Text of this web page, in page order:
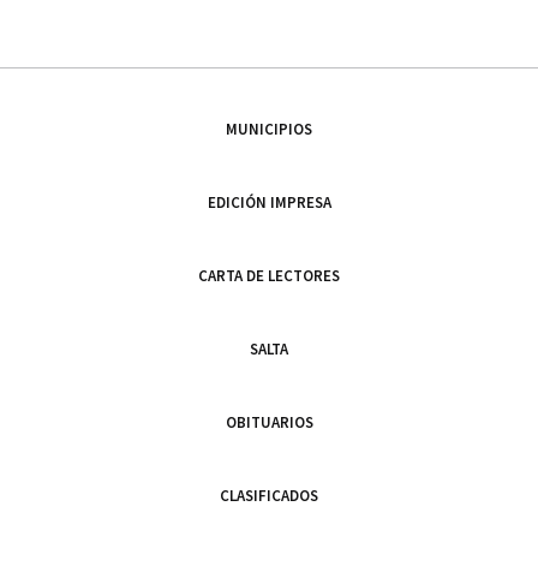
MUNICIPIOS
EDICIÓN IMPRESA
CARTA DE LECTORES
SALTA
OBITUARIOS
CLASIFICADOS